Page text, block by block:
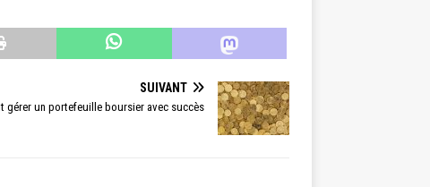
SUIVANT
gérer un portefeuille boursier avec succès